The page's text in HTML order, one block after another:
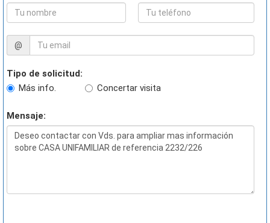
@
Tipo de solicitud:
Más info.
Concertar visita
Mensaje: